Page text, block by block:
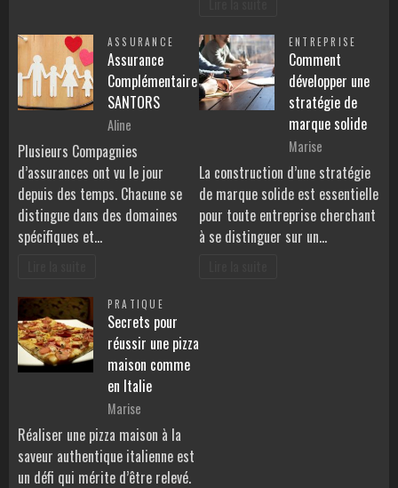
ASSURANCE
Assurance
Complémentaire
SANTORS
Aline
Plusieurs Compagnies
d’assurances ont vu le jour
depuis des temps. Chacune se
distingue dans des domaines
spécifiques et…
ENTREPRISE
Comment
développer une
stratégie de
marque solide
Marise
La construction d’une stratégie
de marque solide est essentielle
pour toute entreprise cherchant
à se distinguer sur un…
PRATIQUE
Secrets pour
réussir une pizza
maison comme
en Italie
Marise
Réaliser une pizza maison à la
saveur authentique italienne est
un défi qui mérite d’être relevé.